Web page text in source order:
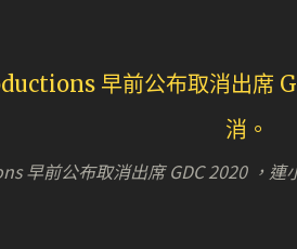
早前公布取消出席 GDC 2020 ，連